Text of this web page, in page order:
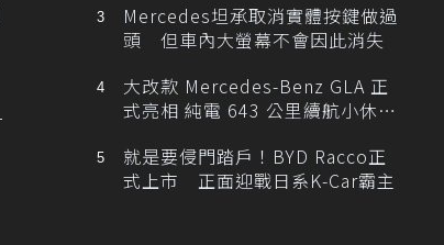
Mercedes坦承取消實體按鍵做過
頭 但車內大螢幕不會因此消失
大改款 Mercedes-Benz GLA 正
式亮相 純電 643 公里續航小休
就是要侵門踏戶！BYD Racco正
式上市 正面迎戰日系K-Car霸主